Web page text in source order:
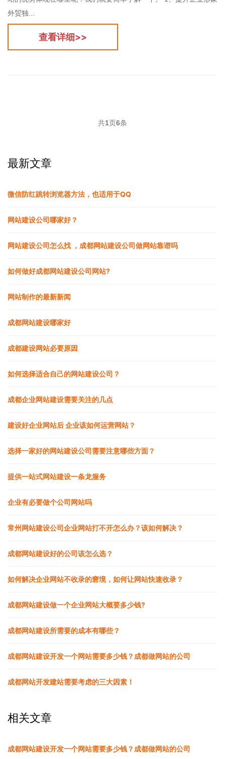
外贸独...
查看详细>>
共1页6条
最新文章
微信防红跳转浏览器方法，也适用于QQ
网站建设公司哪家好？
网站建设公司怎么找 ，成都网站建设公司做网站靠谱吗
如何做好成都网站建设公司网站?
网站制作的最新新闻
成都网站建设哪家好
成都建设网站必要原因
如何选择适合自己的网站建设公司？
成都企业网站建设需要关注的几点
建设好企业网站后 企业该如何运营网站？
选择一家好的网站建设公司需要注意哪些方面？
提供一站式网站建设一条龙服务
企业有必要做个公司网站吗
常州网站建设公司企业网站打不开怎么办？该如何解决？
成都网站建设好的公司该怎么选？
如何解决企业网站不收录的窘境，如何让网站快速收录？
成都网站建设做一个企业网站大概要多少钱?
成都网站建设所需要的成本有哪些？
成都网站建设开发一个网站需要多少钱？成都做网站的公司
成都网站开发建站需要考虑的三大因素！
相关文章
成都网站建设开发一个网站需要多少钱？成都做网站的公司